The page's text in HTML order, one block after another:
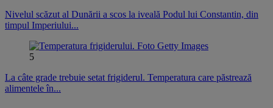
Nivelul scăzut al Dunării a scos la iveală Podul lui Constantin, din
timpul Imperiului...
5
La câte grade trebuie setat frigiderul. Temperatura care păstrează
alimentele în...